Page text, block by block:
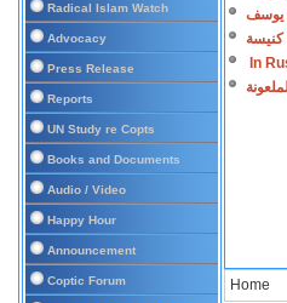
Radical Islam Watch
Advocacy
Press Release
Reports
UN Study re Copts
Books and Documents
Audio / Video
Happy Hour
Announcement
Coptic Forum
يوسف
كنيسة
In
Home